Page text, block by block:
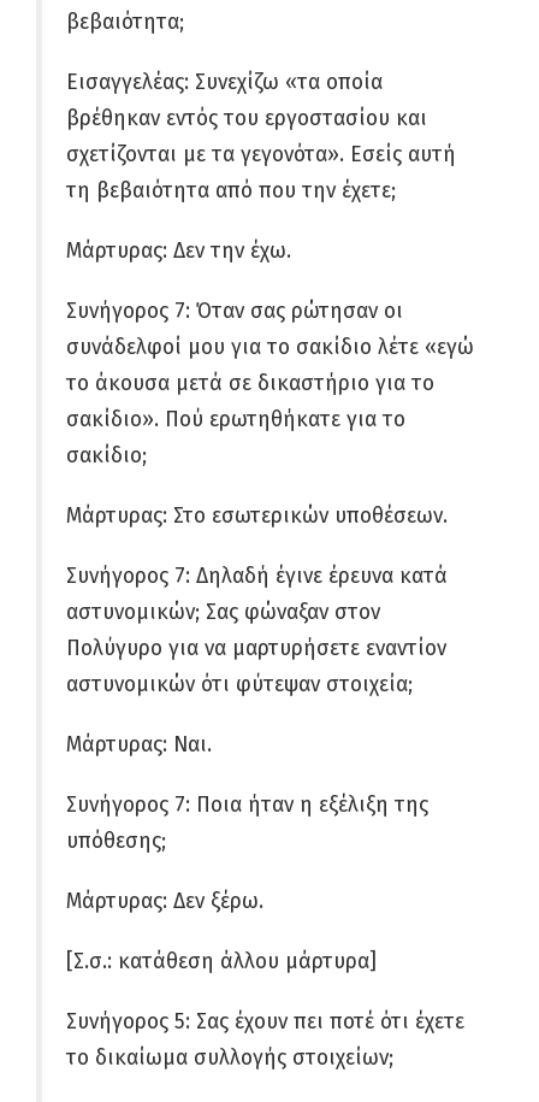
βεβαιότητα;
Εισαγγελέας: Συνεχίζω «τα οποία
βρέθηκαν εντός του εργοστασίου και
σχετίζονται με τα γεγονότα». Εσείς αυτή
τη βεβαιότητα από που την έχετε;
Μάρτυρας: Δεν την έχω.
Συνήγορος 7: Όταν σας ρώτησαν οι
συνάδελφοί μου για το σακίδιο λέτε «εγώ
το άκουσα μετά σε δικαστήριο για το
σακίδιο». Πού ερωτηθήκατε για το
σακίδιο;
Μάρτυρας: Στο εσωτερικών υποθέσεων.
Συνήγορος 7: Δηλαδή έγινε έρευνα κατά
αστυνομικών; Σας φώναξαν στον
Πολύγυρο για να μαρτυρήσετε εναντίον
αστυνομικών ότι φύτεψαν στοιχεία;
Μάρτυρας: Ναι.
Συνήγορος 7: Ποια ήταν η εξέλιξη της
υπόθεσης;
Μάρτυρας: Δεν ξέρω.
[Σ.σ.: κατάθεση άλλου μάρτυρα]
Συνήγορος 5: Σας έχουν πει ποτέ ότι έχετε
το δικαίωμα συλλογής στοιχείων;